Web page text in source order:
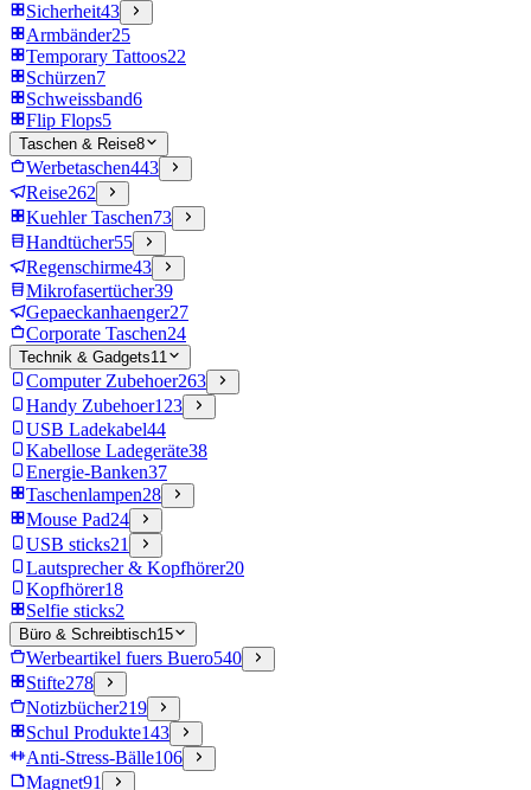
Sicherheit43
Armbänder25
Temporary Tattoos22
Schürzen7
Schweissband6
Flip Flops5
Taschen & Reise8
Werbetaschen443
Reise262
Kuehler Taschen73
Handtücher55
Regenschirme43
Mikrofasertücher39
Gepaeckanhaenger27
Corporate Taschen24
Technik & Gadgets11
Computer Zubehoer263
Handy Zubehoer123
USB Ladekabel44
Kabellose Ladegeräte38
Energie-Banken37
Taschenlampen28
Mouse Pad24
USB sticks21
Lautsprecher & Kopfhörer20
Kopfhörer18
Selfie sticks2
Büro & Schreibtisch15
Werbeartikel fuers Buero540
Stifte278
Notizbücher219
Schul Produkte143
Anti-Stress-Bälle106
Magnet91